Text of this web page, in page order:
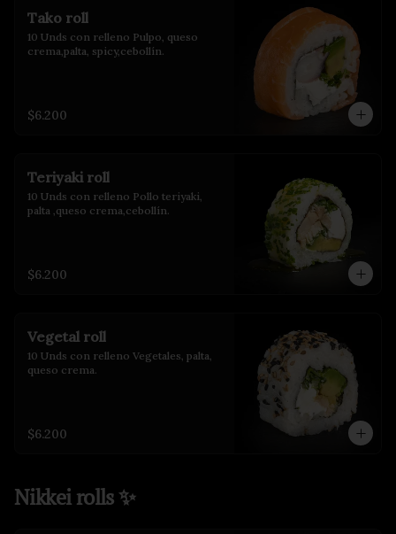
Tako roll
10 Unds con relleno Pulpo, queso
crema,palta, spicy,cebollín.
$6.200
Teriyaki roll
10 Unds con relleno Pollo teriyaki,
palta ,queso crema,cebollín.
$6.200
Vegetal roll
10 Unds con relleno Vegetales, palta,
queso crema.
$6.200
Nikkei rolls ✨